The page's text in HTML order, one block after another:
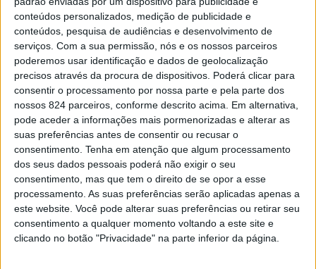
conteúdos personalizados, medição de publicidade e
conteúdos, pesquisa de audiências e desenvolvimento de
serviços. Com a sua permissão, nós e os nossos parceiros
poderemos usar identificação e dados de geolocalização
precisos através da procura de dispositivos. Poderá clicar para
consentir o processamento por nossa parte e pela parte dos
nossos 824 parceiros, conforme descrito acima. Em alternativa,
pode aceder a informações mais pormenorizadas e alterar as
suas preferências antes de consentir ou recusar o
consentimento. Tenha em atenção que algum processamento
dos seus dados pessoais poderá não exigir o seu
consentimento, mas que tem o direito de se opor a esse
processamento. As suas preferências serão aplicadas apenas a
este website. Você pode alterar suas preferências ou retirar seu
consentimento a qualquer momento voltando a este site e
clicando no botão "Privacidade" na parte inferior da página.
portalegrense Filipe Palmeiro conseguiram no último
fim-de-semana mais um feito para o desporto
motorizado nacional, que há mais de 20 anos que não
acontecia, com a conquista da Taça do Mundo de Bajas,
após mais uma grande prova na Baja Dubai.
Com este triunfo histórico, numa temporada já recheada
de títulos, a dupla portuguesa conseguiu fazer o pleno e
deixa uma grande marca na história do todo-o-terreno ao
conquistar, no mesmo ano, os títulos de campeões